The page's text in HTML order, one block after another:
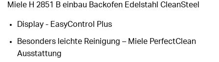
Miele H 2851 B einbau Backofen Edelstahl CleanSteel
Display - EasyControl Plus
Besonders leichte Reinigung – Miele PerfectClean
Ausstattung